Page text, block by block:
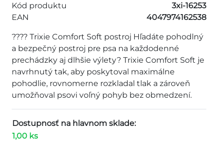
Kód produktu
3xi-16253
EAN
4047974162538
???? Trixie Comfort Soft postroj Hľadáte pohodlný
a bezpečný postroj pre psa na každodenné
prechádzky aj dlhšie výlety? Trixie Comfort Soft je
navrhnutý tak, aby poskytoval maximálne
pohodlie, rovnomerne rozkladal tlak a zároveň
umožňoval psovi voľný pohyb bez obmedzení.
Dostupnosť na hlavnom sklade:
1,00 ks